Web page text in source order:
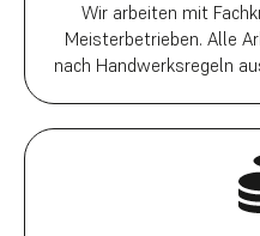
Wir arbeiten mit
Meisterbetrieben. Alle
nach Handwerksregeln